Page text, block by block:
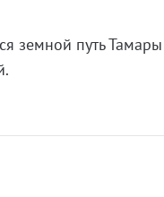
земной путь